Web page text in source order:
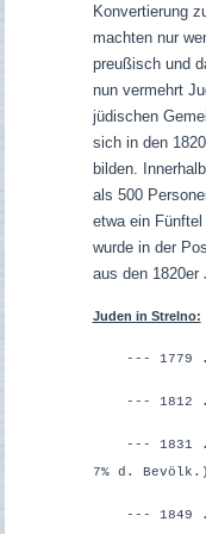
Konvertierung
machten nur
preußisch und
nun vermehrt
jüdischen
sich in den
bilden.
als 500
etwa ein
wurde in der
aus den 1820er
Juden in Strelno:
--- 1779
---
--- 1831
7% d. Bevölk.)
--- 1849